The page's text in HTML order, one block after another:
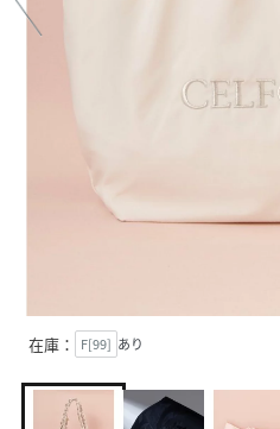
在庫： F[99] あり